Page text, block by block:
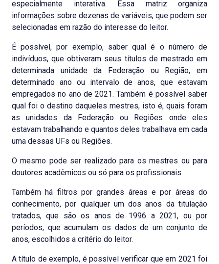
especialmente interativa. Essa matriz organiza
informações sobre dezenas de variáveis, que podem ser
selecionadas em razão do interesse do leitor.
É possível, por exemplo, saber qual é o número de
indivíduos, que obtiveram seus títulos de mestrado em
determinada unidade da Federação ou Região, em
determinado ano ou intervalo de anos, que estavam
empregados no ano de 2021. Também é possível saber
qual foi o destino daqueles mestres, isto é, quais foram
as unidades da Federação ou Regiões onde eles
estavam trabalhando e quantos deles trabalhava em cada
uma dessas UFs ou Regiões.
O mesmo pode ser realizado para os mestres ou para
doutores acadêmicos ou só para os profissionais.
Também há filtros por grandes áreas e por áreas do
conhecimento, por qualquer um dos anos da titulação
tratados, que são os anos de 1996 a 2021, ou por
períodos, que acumulam os dados de um conjunto de
anos, escolhidos a critério do leitor.
A título de exemplo, é possível verificar que em 2021 foi